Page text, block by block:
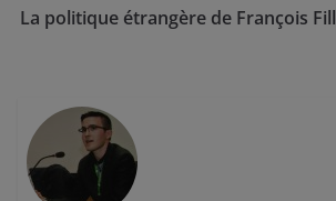
La politique étrangère de François